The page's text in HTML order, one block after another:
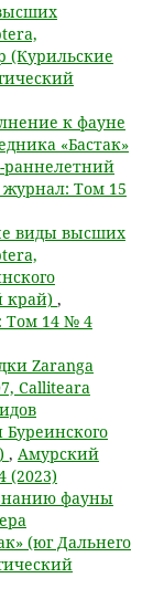
(Курильские
к фауне
«Бастак»
раннелетний
Том 15
виды высших
край) ,
Том 14 № 4
Zaranga
Calliteara
, Амурский
(2023)
фауны
(юг Дальнего